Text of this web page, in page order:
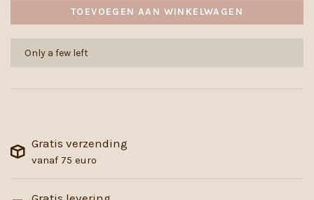
TOEVOEGEN AAN WINKELWAGEN
Only a few left
Gratis verzending
vanaf 75 euro